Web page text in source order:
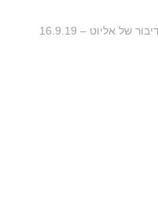
של אליוט – 16.9.19